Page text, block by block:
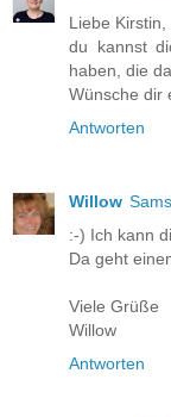
Liebe Kirstin,
du kannst
haben, die
Wünsche dir
Antworten
Willow
:-) Ich kann
Da geht
Viele Grüße
Willow
Antworten